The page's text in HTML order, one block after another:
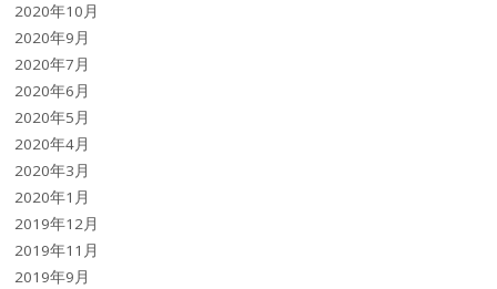
2020年10月
2020年9月
2020年7月
2020年6月
2020年5月
2020年4月
2020年3月
2020年1月
2019年12月
2019年11月
2019年9月